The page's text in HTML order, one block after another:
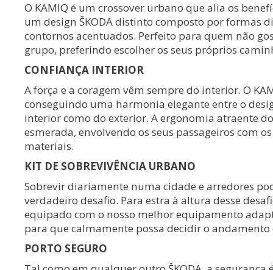
O KAMIQ é um crossover urbano que alia os
um design ŠKODA distinto composto por formas
contornos acentuados. Perfeito para quem não
grupo, preferindo escolher os seus próprios
CONFIANÇA INTERIOR
A força e a coragem vêm sempre do interior. O
conseguindo uma harmonia elegante entre o
interior como do exterior. A ergonomia atraente
esmerada, envolvendo os seus passageiros com
materiais.
KIT DE SOBREVIVÊNCIA URBANO
Sobrevir diariamente numa cidade e arredores
verdadeiro desafio. Para estra à altura desse
equipado com o nosso melhor equipamento
para que calmamente possa decidir o
PORTO SEGURO